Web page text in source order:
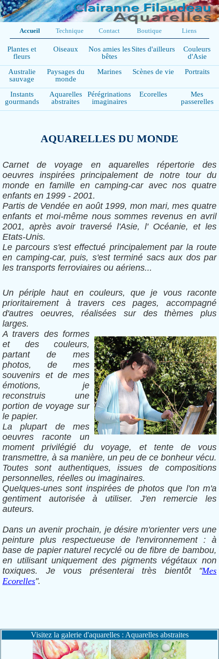
Accueil Technique Contact Boutique Liens
Plantes et
fleurs
Oiseaux
Nos amies les
bêtes
Sites d'ailleurs
Couleurs
d'Asie
Australie
sauvage
Paysages du
monde
Marines Scènes de vie Portraits
Instants
gourmands
Aquarelles
abstraites
Pérégrinations
imaginaires
Ecorelles
Mes
passerelles
AQUARELLES DU MONDE
Carnet de voyage en aquarelles répertorie des
oeuvres inspirées principalement de notre tour du
monde en famille en camping-car avec nos quatre
enfants en 1999 - 2001.
Partis de Vendée en août 1999, mon mari, mes quatre
enfants et moi-même nous sommes revenus en avril
2001, après avoir traversé l'Asie, l' Océanie, et les
Etats-Unis.
Le parcours s'est effectué principalement par la route
en camping-car, puis, s'est terminé sacs aux dos par
les transports ferroviaires ou aériens...
Un périple haut en couleurs, que je vous raconte
prioritairement à travers ces pages, accompagné
d'autres oeuvres, réalisées sur des thèmes plus
larges.
A travers des formes
et des couleurs,
partant de mes
photos, de mes
souvenirs et de mes
émotions, je
reconstruis une
portion de voyage sur
le papier.
La plupart de mes
oeuvres raconte un
moment privilégié du voyage, et tente de vous
transmettre, à sa manière, un peu de ce bonheur vécu.
Toutes sont authentiques, issues de compositions
personnelles, réelles ou imaginaires.
Quelques-unes sont inspirées de photos que l'on m'a
gentiment autorisée à utiliser. J'en remercie les
auteurs.
Dans un avenir prochain, je désire m'orienter vers une
peinture plus respectueuse de l'environnement : à
base de papier naturel recyclé ou de fibre de bambou,
en utilisant uniquement des pigments végétaux non
toxiques. Je vous présenterai très bientôt "Mes
Ecorelles".
Visitez la galerie d'aquarelles : Aquarelles abstraites